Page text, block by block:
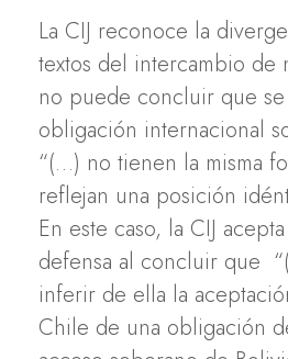
La CIJ reconoce la
textos del intercambio de
no puede concluir que
obligación internacional
“(…) no tienen la misma
reflejan una posición
En este caso, la CIJ
defensa al concluir que
inferir de ella la
Chile de una obligación